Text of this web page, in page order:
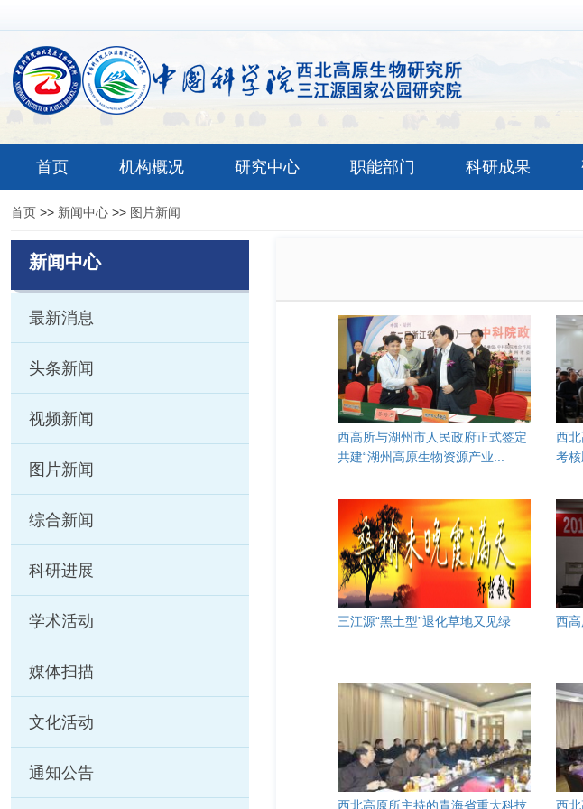
首页 机构概况 研究中心 职能部门 科研成果
首页 >> 新闻中心 >> 图片新闻
新闻中心
最新消息
头条新闻
视频新闻
图片新闻
综合新闻
科研进展
学术活动
媒体扫描
文化活动
通知公告
西高所与湖州市人民政府正式签定
共建“湖州高原生物资源产业...
西
考
三江源“黑土型”退化草地又见绿 西
西北高原所主持的青海省重大科技 西